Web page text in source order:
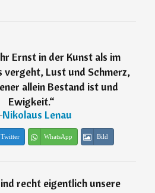
Ernst in der Kunst als im
vergeht, Lust und Schmerz,
allein Bestand ist und
Ewigkeit.“
Nikolaus Lenau
Twitter WhatsApp Bild
recht eigentlich unsere